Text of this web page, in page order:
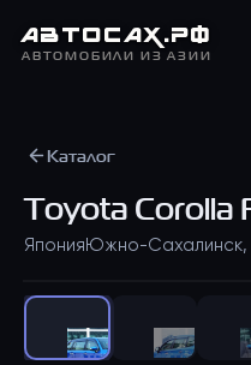
АВТОСАХ.РФ
АВТОМОБИЛИ ИЗ АЗИИ
Каталог
ToyotaCorolla
Япония Южно-Сахалинск,